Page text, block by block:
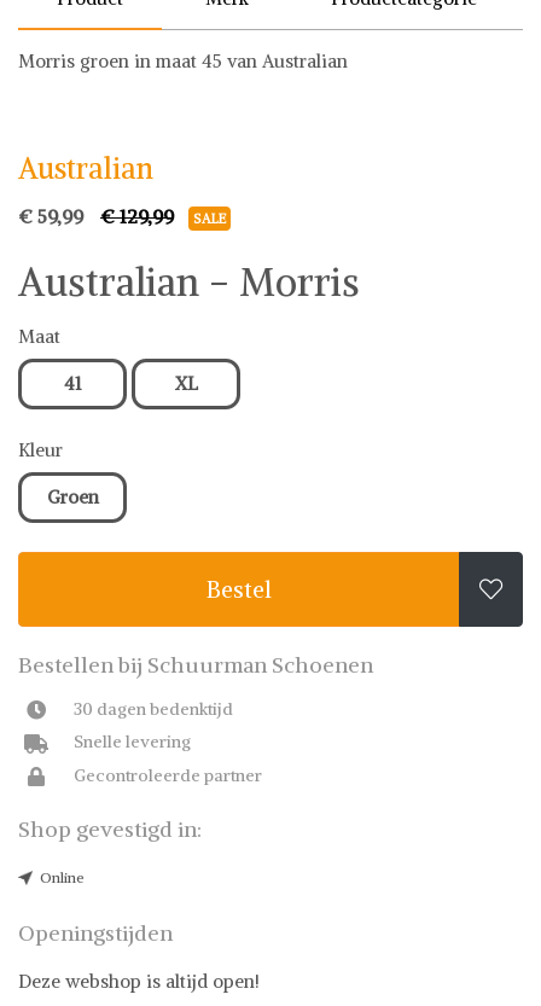
Morris groen in maat 45 van Australian
Australian
€ 59,99 € 129,99 SALE
Australian - Morris
Maat
41 XL
Kleur
Groen
Bestel 
Bestellen bij Schuurman Schoenen
30 dagen bedenktijd
Snelle levering
Gecontroleerde partner
Shop gevestigd in:
Online
Openingstijden
Deze webshop is altijd open!